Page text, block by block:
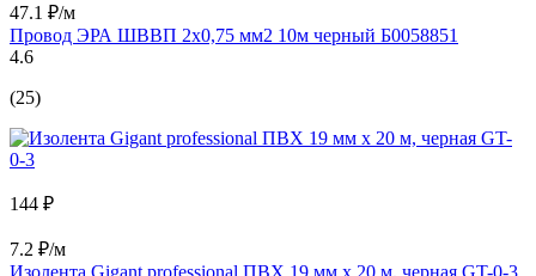
47.1 ₽/м
Провод ЭРА ШВВП 2x0,75 мм2 10м черный Б0058851
4.6
(25)
144 ₽
7.2 ₽/м
Изолента Gigant professional ПВХ 19 мм х 20 м, черная GT-0-3